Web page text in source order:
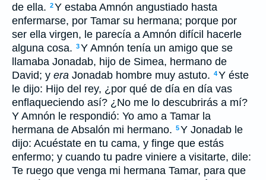
de ella. 2Y estaba Amnón angustiado hasta
enfermarse, por Tamar su hermana; porque por
ser ella virgen, le parecía a Amnón difícil hacerle
alguna cosa. 3Y Amnón tenía un amigo que se
llamaba Jonadab, hijo de Simea, hermano de
David; y era Jonadab hombre muy astuto. 4Y éste
le dijo: Hijo del rey, ¿por qué de día en día vas
enflaqueciendo así? ¿No me lo descubrirás a mí?
Y Amnón le respondió: Yo amo a Tamar la
hermana de Absalón mi hermano. 5Y Jonadab le
dijo: Acuéstate en tu cama, y finge que estás
enfermo; y cuando tu padre viniere a visitarte, dile:
Te ruego que venga mi hermana Tamar, para que